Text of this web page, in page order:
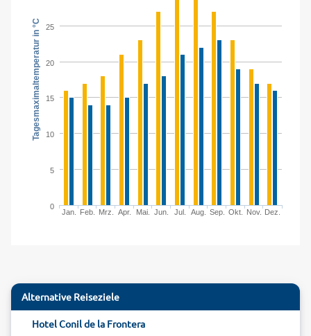
Tagesmaximaltemperatur in °C
Jan. Feb. Mrz. Apr. Mai. Jun. Jul. Aug. Sep. Okt. Nov. Dez.
0
5
10
15
20
25
Alternative Reiseziele
Hotel Conil de la Frontera